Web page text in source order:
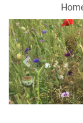
Previous